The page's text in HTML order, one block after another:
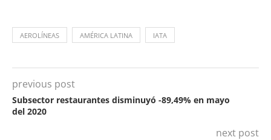
AEROLÍNEAS AMÉRICA LATINA IATA
previous post
Subsector restaurantes disminuyó -89,49% en mayo
del 2020
next post